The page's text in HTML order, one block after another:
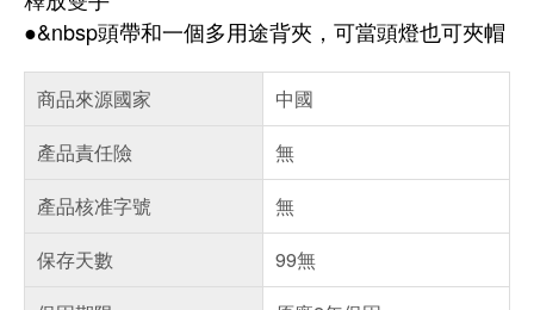
●&nbsp頭帶和一個多用途背夾，可當頭燈也可夾帽
商品來源國家
中國
產品責任險
無
產品核准字號
無
保存天數
99無